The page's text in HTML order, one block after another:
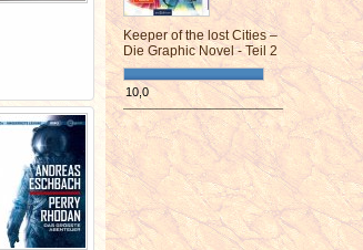
Keeper of the lost Cities –
Die Graphic Novel - Teil 2
10,0
¯¯¯¯¯¯¯¯¯¯¯¯¯¯¯¯¯¯¯¯¯¯¯¯